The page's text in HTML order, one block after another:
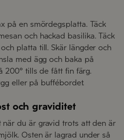
på en smördegsplatta. Täck
och hackad basilika. Täck
platta till. Skär längder och
med ägg och baka på
200° tills de fått fin färg.
eller på buffébordet.
och graviditet
när du är gravid trots att den är
Osten är lagrad under så